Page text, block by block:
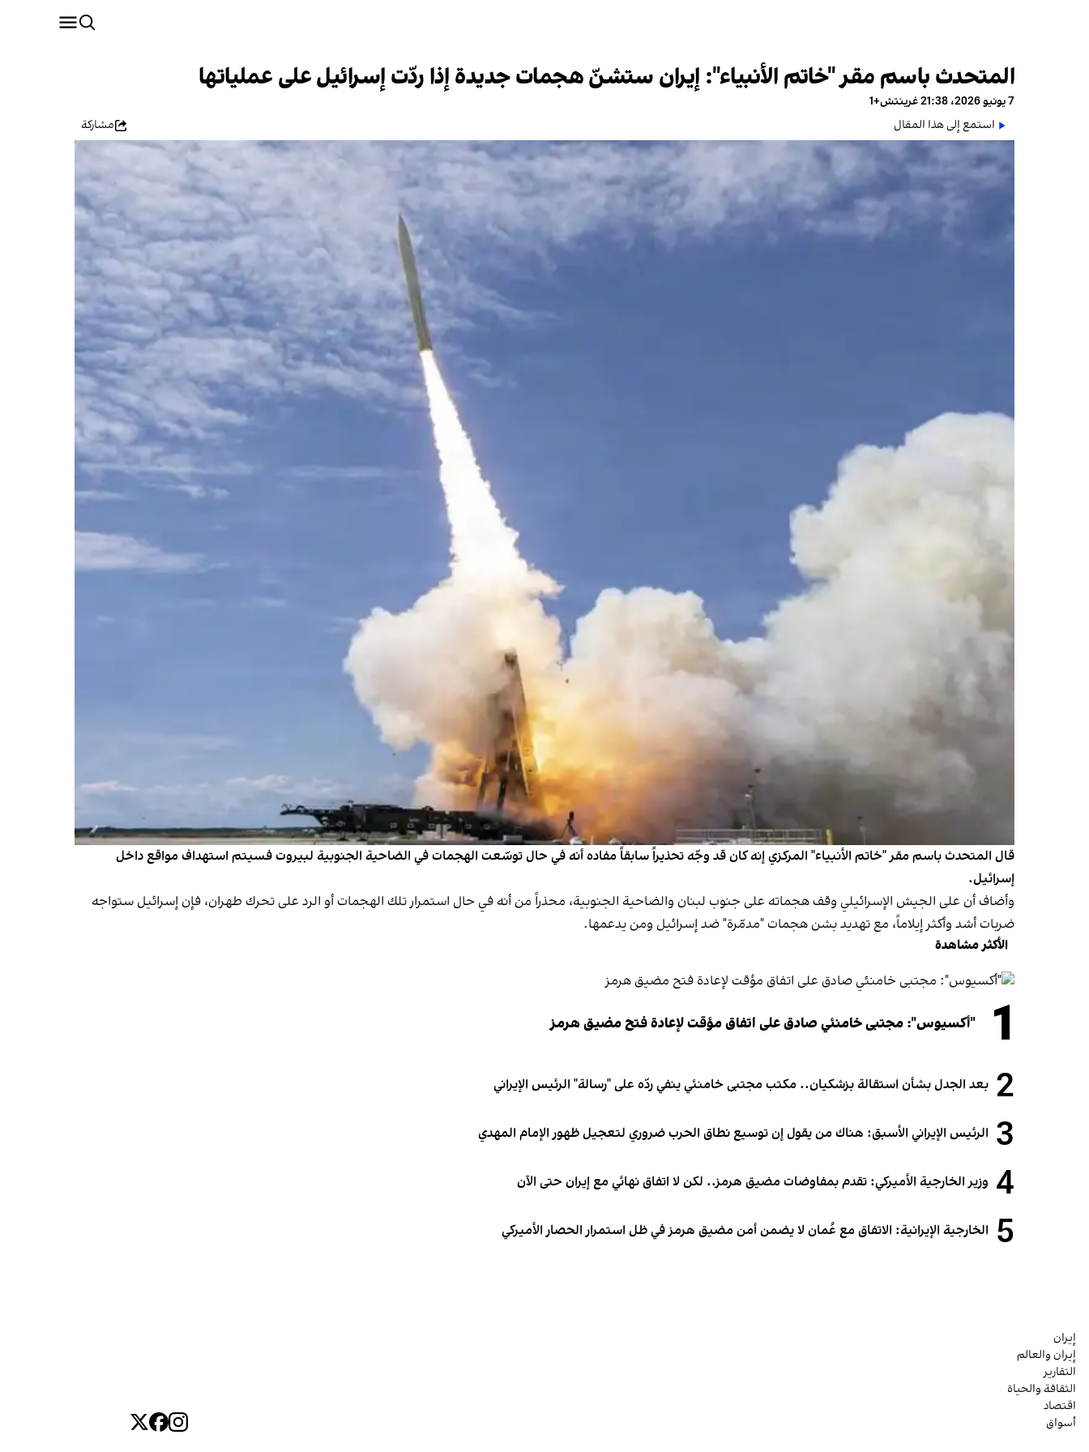
المتحدث باسم مقر "خاتم الأنبياء": إيران ستشنّ هجمات جديدة إذا ردّت إسرائيل على عملياتها
7 يونيو 2026، 21:38 غرينتش+1
استمع إلى هذا المقال
مشاركة
قال المتحدث باسم مقر "خاتم الأنبياء" المركزي إنه كان قد وجّه تحذيراً سابقاً مفاده أنه في حال توسّعت الهجمات في الضاحية الجنوبية لبيروت فسيتم استهداف مواقع داخل
إسرائيل.
وأضاف أن على الجيش الإسرائيلي وقف هجماته على جنوب لبنان والضاحية الجنوبية، محذراً من أنه في حال استمرار تلك الهجمات أو الرد على تحرك طهران، فإن إسرائيل ستواجه
ضربات أشد وأكثر إيلاماً، مع تهديد بشن هجمات "مدمّرة" ضد إسرائيل ومن يدعمها.
الأكثر مشاهدة
1 "أكسيوس": مجتبى خامنئي صادق على اتفاق مؤقت لإعادة فتح مضيق هرمز
2 بعد الجدل بشأن استقالة بزشكيان.. مكتب مجتبى خامنئي ينفي ردّه على "رسالة" الرئيس الإيراني
3 الرئيس الإيراني الأسبق: هناك من يقول إن توسيع نطاق الحرب ضروري لتعجيل ظهور الإمام المهدي
4 وزير الخارجية الأميركي: تقدم بمفاوضات مضيق هرمز.. لكن لا اتفاق نهائي مع إيران حتى الآن
5 الخارجية الإيرانية: الاتفاق مع عُمان لا يضمن أمن مضيق هرمز في ظل استمرار الحصار الأميركي
إيران
إيران والعالم
التقارير
الثقافة والحياة
اقتصاد
أسواق